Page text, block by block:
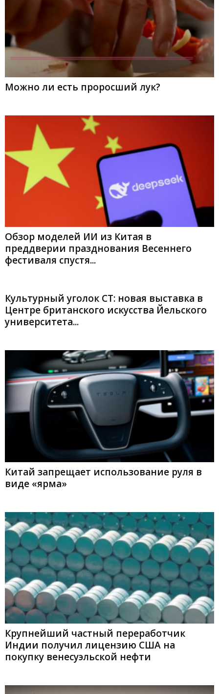
Можно ли есть проросший лук?
Обзор моделей ИИ из Китая в
преддверии празднования Весеннего
фестиваля спустя...
Культурный уголок CT: новая выставка в
Центре британского искусства Йельского
университета...
Китай запрещает использование руля в
виде «ярма»
Крупнейший частный переработчик
Индии получил лицензию США на
покупку венесуэльской нефти